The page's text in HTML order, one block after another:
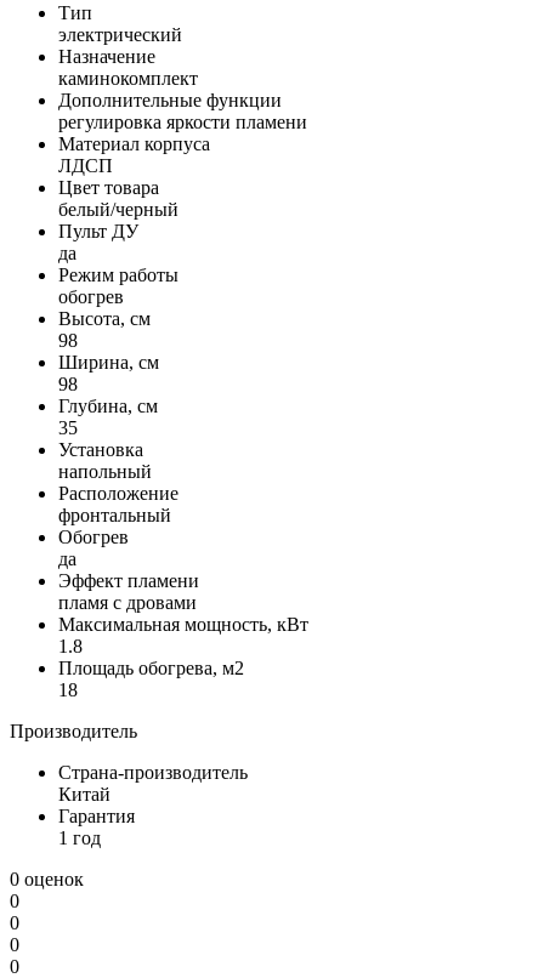
Тип
электрический
Назначение
каминокомплект
Дополнительные функции
регулировка яркости пламени
Материал корпуса
ЛДСП
Цвет товара
белый/черный
Пульт ДУ
да
Режим работы
обогрев
Высота, см
98
Ширина, см
98
Глубина, см
35
Установка
напольный
Расположение
фронтальный
Обогрев
да
Эффект пламени
пламя с дровами
Максимальная мощность, кВт
1.8
Площадь обогрева, м2
18
Производитель
Страна-производитель
Китай
Гарантия
1 год
0 оценок
0
0
0
0